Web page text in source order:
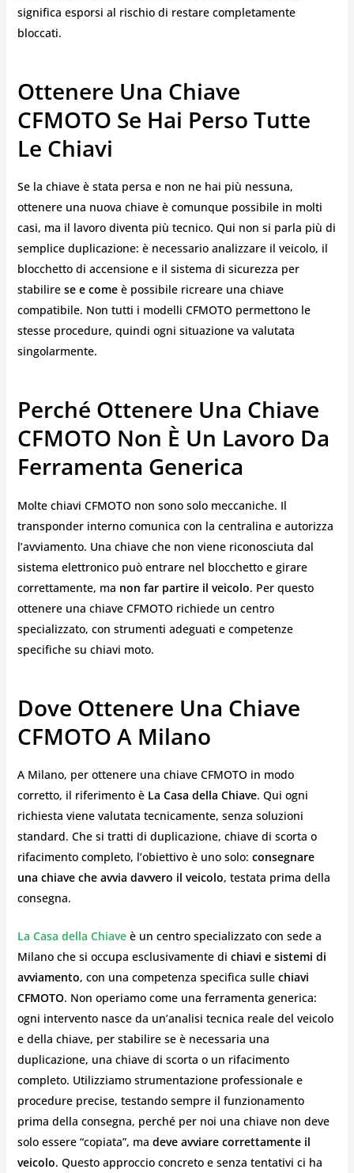
significa esporsi al rischio di restare completamente
bloccati.
Ottenere Una Chiave
CFMOTO Se Hai Perso Tutte
Le Chiavi
Se la chiave è stata persa e non ne hai più nessuna,
ottenere una nuova chiave è comunque possibile in molti
casi, ma il lavoro diventa più tecnico. Qui non si parla più di
semplice duplicazione: è necessario analizzare il veicolo, il
blocchetto di accensione e il sistema di sicurezza per
stabilire se e comeè possibile ricreare una chiave
compatibile. Non tutti i modelli CFMOTO permettono le
stesse procedure, quindi ogni situazione va valutata
singolarmente.
Perché Ottenere Una Chiave
CFMOTO Non È Un Lavoro Da
Ferramenta Generica
Molte chiavi CFMOTO non sono solo meccaniche. Il
transponder interno comunica con la centralina e autorizza
l’avviamento. Una chiave che non viene riconosciuta dal
sistema elettronico può entrare nel blocchetto e girare
correttamente, ma non far partire il veicolo. Per questo
ottenere una chiave CFMOTO richiede un centro
specializzato, con strumenti adeguati e competenze
specifiche su chiavi moto.
Dove Ottenere Una Chiave
CFMOTO A Milano
A Milano, per ottenere una chiave CFMOTO in modo
corretto, il riferimento è La Casa della Chiave. Qui ogni
richiesta viene valutata tecnicamente, senza soluzioni
standard. Che si tratti di duplicazione, chiave di scorta o
rifacimento completo, l’obiettivo è uno solo: consegnare
una chiave che avvia davvero il veicolo, testata prima della
consegna.
La Casa della Chiave è un centro specializzato con sede a
Milano che si occupa esclusivamente di chiavi e sistemi di
avviamento, con una competenza specifica sulle chiavi
CFMOTO. Non operiamo come una ferramenta generica:
ogni intervento nasce da un’analisi tecnica reale del veicolo
e della chiave, per stabilire se è necessaria una
duplicazione, una chiave di scorta o un rifacimento
completo. Utilizziamo strumentazione professionale e
procedure precise, testando sempre il funzionamento
prima della consegna, perché per noi una chiave non deve
solo essere “copiata”, ma deve avviare correttamente il
veicolo. Questo approccio concreto e senza tentativi ci ha